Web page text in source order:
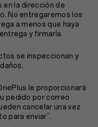
en la dirección de
No entregaremos los
a menos que haya
y firmarla.
se inspeccionan y
le proporcionará
pedido por correo
cancelar una vez
para enviar”.